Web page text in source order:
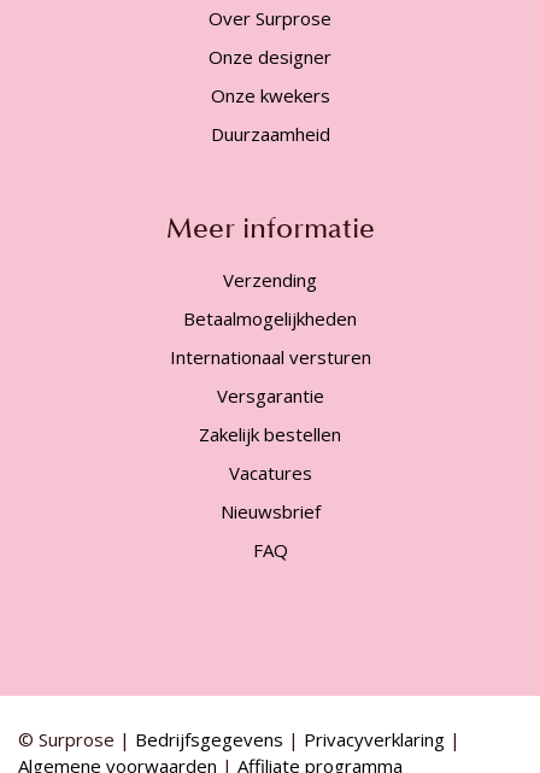
Over Surprose
Onze designer
Onze kwekers
Duurzaamheid
Meer informatie
Verzending
Betaalmogelijkheden
Internationaal versturen
Versgarantie
Zakelijk bestellen
Vacatures
Nieuwsbrief
FAQ
© Surprose | Bedrijfsgegevens | Privacyverklaring |
Algemene voorwaarden | Affiliate programma